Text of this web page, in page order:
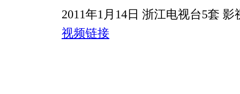
2011年1月14日 浙江电视台5套 影
视频链接